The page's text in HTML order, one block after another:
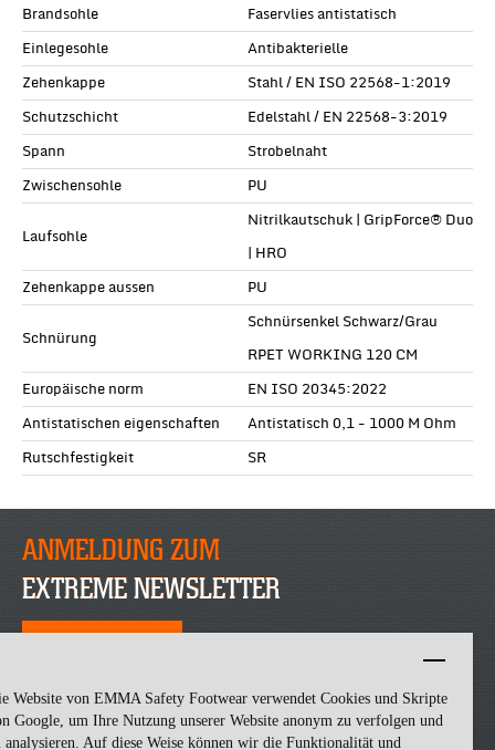
Website von EMMA Safety Footwear verwendet Cookies und Skripte
Google, um Ihre Nutzung unserer Website anonym zu verfolgen und
analysieren. Auf diese Weise können wir die Funktionalität und
Brandsohle
Faservlies antistatisch
Einlegesohle
Antibakterielle
Zehenkappe
Stahl / EN ISO 22568-1:2019
Schutzschicht
Edelstahl / EN 22568-3:2019
Spann
Strobelnaht
Zwischensohle
PU
Laufsohle
Nitrilkautschuk | GripForce® Duo
| HRO
Zehenkappe aussen
PU
Schnürung
Schnürsenkel Schwarz/Grau
RPET WORKING 120 CM
Europäische norm
EN ISO 20345:2022
Antistatischen eigenschaften
Antistatisch 0,1 - 1000 M Ohm
Rutschfestigkeit
SR
ANMELDUNG ZUM
EXTREME NEWSLETTER